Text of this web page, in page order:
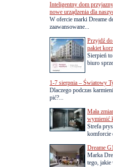
Inteligentny dom
nowe urządzenia dla
W ofercie marki Dreame
zaawansowane...
Przyjdź
pakiet
Sierpień
biuro
1-7 sierpnia – Światowy
Dlaczego podczas
pić?...
Mała
wymienić
Strefa
komforcie
Dreame
Marka
tego, jakie